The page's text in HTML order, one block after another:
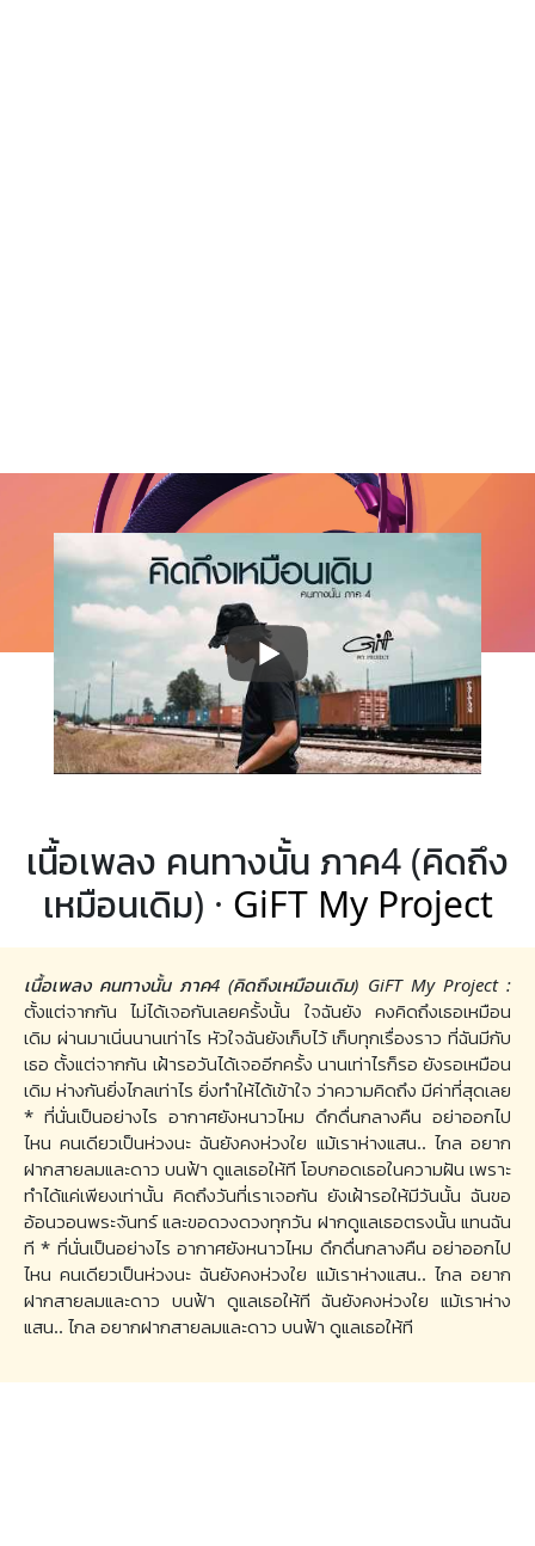
เนื้อเพลง คนทางนั้น ภาค4 (คิดถึง
เหมือนเดิม) · GiFT My Project
เนื้อเพลง คนทางนั้น ภาค4 (คิดถึงเหมือนเดิม) GiFT My Project :
ตั้งแต่จากกัน ไม่ได้เจอกันเลยครั้งนั้น ใจฉันยัง คงคิดถึงเธอเหมือน
เดิม ผ่านมาเนิ่นนานเท่าไร หัวใจฉันยังเก็บไว้ เก็บทุกเรื่องราว ที่ฉันมีกับ
เธอ ตั้งแต่จากกัน เฝ้ารอวันได้เจออีกครั้ง นานเท่าไรก็รอ ยังรอเหมือน
เดิม ห่างกันยิ่งไกลเท่าไร ยิ่งทำให้ได้เข้าใจ ว่าความคิดถึง มีค่าที่สุดเลย
* ที่นั่นเป็นอย่างไร อากาศยังหนาวไหม ดึกดื่นกลางคืน อย่าออกไป
ไหน คนเดียวเป็นห่วงนะ ฉันยังคงห่วงใย แม้เราห่างแสน.. ไกล อยาก
ฝากสายลมและดาว บนฟ้า ดูแลเธอให้ที โอบกอดเธอในความฝัน เพราะ
ทำได้แค่เพียงเท่านั้น คิดถึงวันที่เราเจอกัน ยังเฝ้ารอให้มีวันนั้น ฉันขอ
อ้อนวอนพระจันทร์ และขอดวงดวงทุกวัน ฝากดูแลเธอตรงนั้น แทนฉัน
ที * ที่นั่นเป็นอย่างไร อากาศยังหนาวไหม ดึกดื่นกลางคืน อย่าออกไป
ไหน คนเดียวเป็นห่วงนะ ฉันยังคงห่วงใย แม้เราห่างแสน.. ไกล อยาก
ฝากสายลมและดาว บนฟ้า ดูแลเธอให้ที ฉันยังคงห่วงใย แม้เราห่าง
แสน.. ไกล อยากฝากสายลมและดาว บนฟ้า ดูแลเธอให้ที